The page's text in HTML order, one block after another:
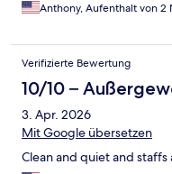
Anthony, Aufenthalt von 2
Verifizierte Bewertung
10/10 –
3. Apr. 2026
Mit Google übersetzen
Clean and quiet and staffs